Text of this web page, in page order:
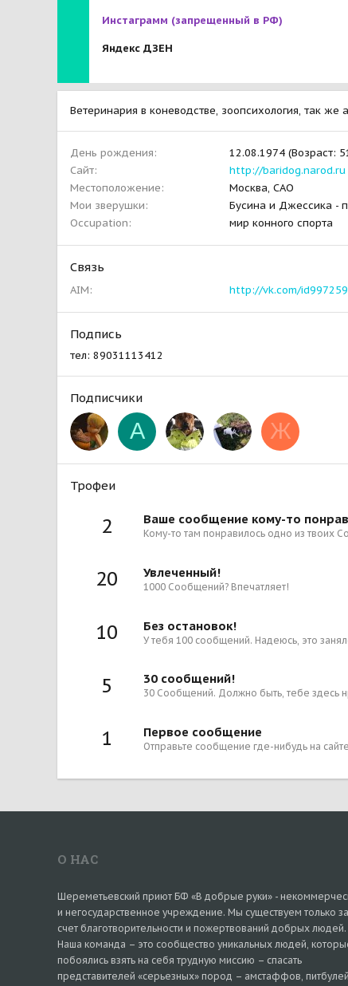
Инстаграмм (запрещенный в РФ)
Яндекс ДЗЕН
Ветеринария в коневодстве, зоопсихология, так
День рождения
12.08.1974 (Возраст:
Сайт
http://baridog.narod.ru
Местоположение
Москва, САО
Мои зверушки
Бусина и Джессика -
Occupation
мир конного спорта
Связь
AIM http://vk.com/
Подпись
тел: 89031113412
Подписчики
А Ж
Трофеи
2 Ваше сообщение кому-то
Кому-то там понравилось одно из твоих
20 Увлеченный!
1000 Сообщений? Впечатляет!
10 Без остановок!
У тебя 100 сообщений. Надеюсь, это
5 30 сообщений!
30 Сообщений. Должно быть, тебе здесь
1 Первое сообщение
Отправьте сообщение где-нибудь на
О НАС
Шереметьевский приют БФ «В добрые руки» -
и негосударственное учреждение. Мы существуем только за
счет благотворительности и пожертвований добрых людей.
Наша команда – это сообщество уникальных людей,
побоялись взять на себя трудную миссию – спасать
представителей «серьезных» пород – амстаффов,